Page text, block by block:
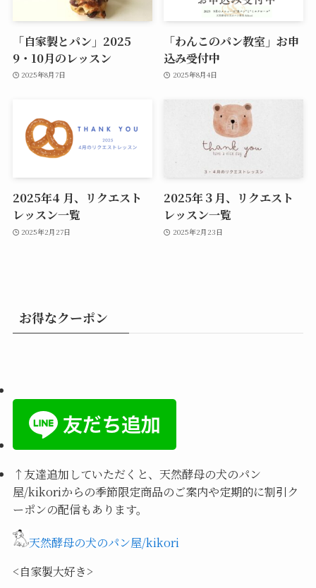
「自家製とパン」2025
9・10月のレッスン
2025年8月7日
「わんこのパン教室」お申
込み受付中
2025年8月4日
2025年4 月、リクエスト
レッスン一覧
2025年2月27日
2025年３月、リクエスト
レッスン一覧
2025年2月23日
お得なクーポン
↑ 友達追加していただくと、天然酵母の犬のパン
屋/kikoriからの季節限定商品のご案内や定期的に割引ク
ーポンの配信もあります。
天然酵母の犬のパン屋/kikori
<自家製大好き>